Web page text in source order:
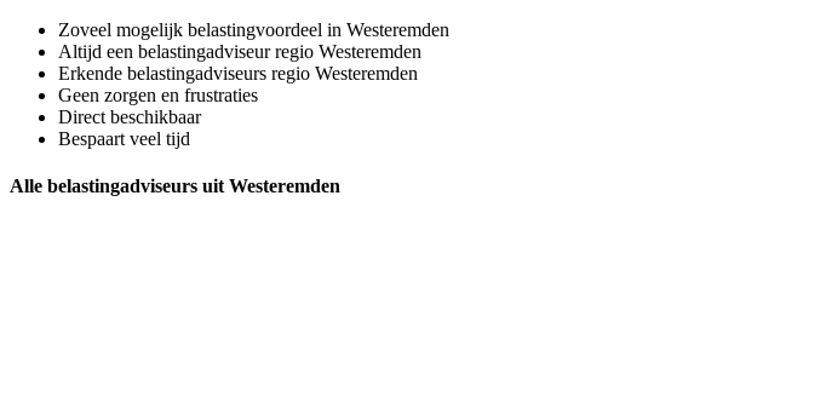
Zoveel mogelijk belastingvoordeel in Westeremden
Altijd een belastingadviseur regio Westeremden
Erkende belastingadviseurs regio Westeremden
Geen zorgen en frustraties
Direct beschikbaar
Bespaart veel tijd
Alle belastingadviseurs uit Westeremden